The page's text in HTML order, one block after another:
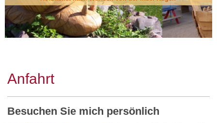
Anfahrt
Besuchen Sie mich persönlich